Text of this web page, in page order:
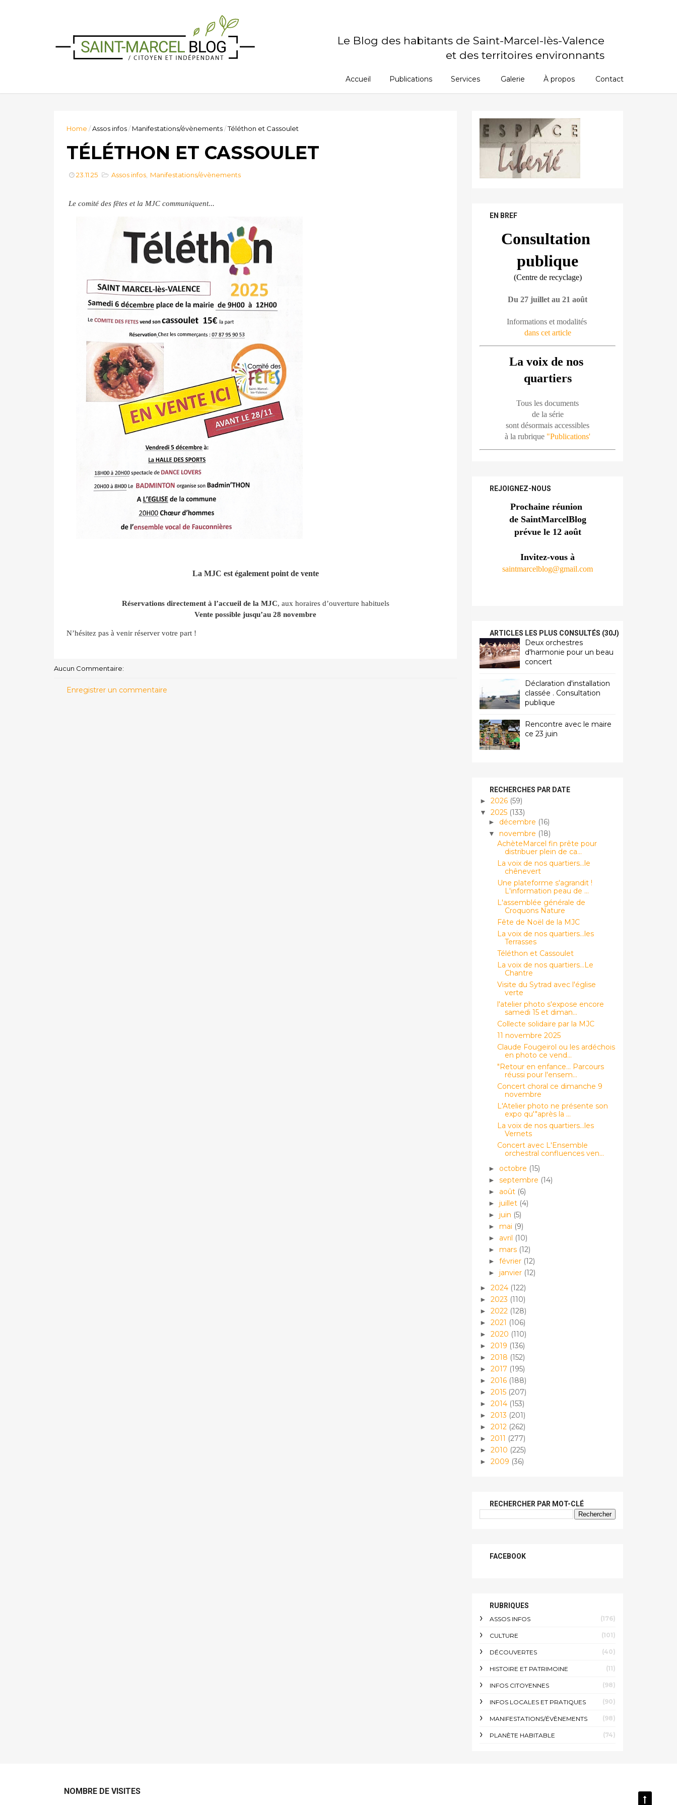
Le Blog des habitants de Saint-Marcel-lès-Valence
et des territoires environnants
Accueil Publications Services Galerie À propos Contact
Home /Assos infos/ Manifestations/évènements/Téléthon et Cassoulet
TÉLÉTHON ET CASSOULET
23.11.25 Assos infos Manifestations/évènements
Le comité des fêtes et la MJC communiquent...
La MJC est également point de vente
Réservations directement à l’accueil de la MJC, aux horaires d’ouverture habituels
Vente possible jusqu’au 28 novembre
N’hésitez pas à venir réserver votre part !
Aucun Commentaire:
Enregistrer un commentaire
EN BREF
Consultation
publique
(Centre de recyclage)
Du 27 juillet au 21 août
Informations et modalités
dans cet article
La voix de nos
quartiers
Tous les documents
de la série
sont désormais accessibles
à la rubrique "Publications'
REJOIGNEZ-NOUS
Prochaine réunion
de SaintMarcelBlog
prévue le 12 août
Invitez-vous à
saintmarcelblog@gmail.com
ARTICLES LES PLUS CONSULTÉS (30J)
Deux orchestres
d'harmonie pour un beau
concert
Déclaration d'installation
classée . Consultation
publique
Rencontre avec le maire
ce 23 juin
RECHERCHES PAR DATE
► 2026 (59)
▼ 2025 (133)
► décembre (16)
▼ novembre (18)
AchèteMarcel fin prête pour
distribuer plein de ca...
La voix de nos quartiers...le
chênevert
Une plateforme s'agrandit !
L'information peau de ...
L'assemblée générale de
Croquons Nature
Fête de Noël de la MJC
La voix de nos quartiers...les
Terrasses
Téléthon et Cassoulet
La voix de nos quartiers...Le
Chantre
Visite du Sytrad avec l'église
verte
l'atelier photo s'expose encore
samedi 15 et diman...
Collecte solidaire par la MJC
11 novembre 2025
Claude Fougeirol ou les ardéchois
en photo ce vend...
"Retour en enfance... Parcours
réussi pour l'ensem...
Concert choral ce dimanche 9
novembre
L'Atelier photo ne présente son
expo qu'"après la ...
La voix de nos quartiers...les
Vernets
Concert avec L'Ensemble
orchestral confluences ven...
► octobre (15)
► septembre (14)
► août (6)
► juillet (4)
► juin (5)
► mai (9)
► avril (10)
► mars (12)
► février (12)
► janvier (12)
► 2024 (122)
► 2023 (110)
► 2022 (128)
► 2021 (106)
► 2020 (110)
► 2019 (136)
► 2018 (152)
► 2017 (195)
► 2016 (188)
► 2015 (207)
► 2014 (153)
► 2013 (201)
► 2012 (262)
► 2011 (277)
► 2010 (225)
► 2009 (36)
RECHERCHER PAR MOT-CLÉ
FACEBOOK
RUBRIQUES
ASSOS INFOS (176)
CULTURE (101)
DÉCOUVERTES (40)
HISTOIRE ET PATRIMOINE (11)
INFOS CITOYENNES (98)
INFOS LOCALES ET PRATIQUES (90)
MANIFESTATIONS/ÉVÈNEMENTS (98)
PLANÈTE HABITABLE (74)
NOMBRE DE VISITES